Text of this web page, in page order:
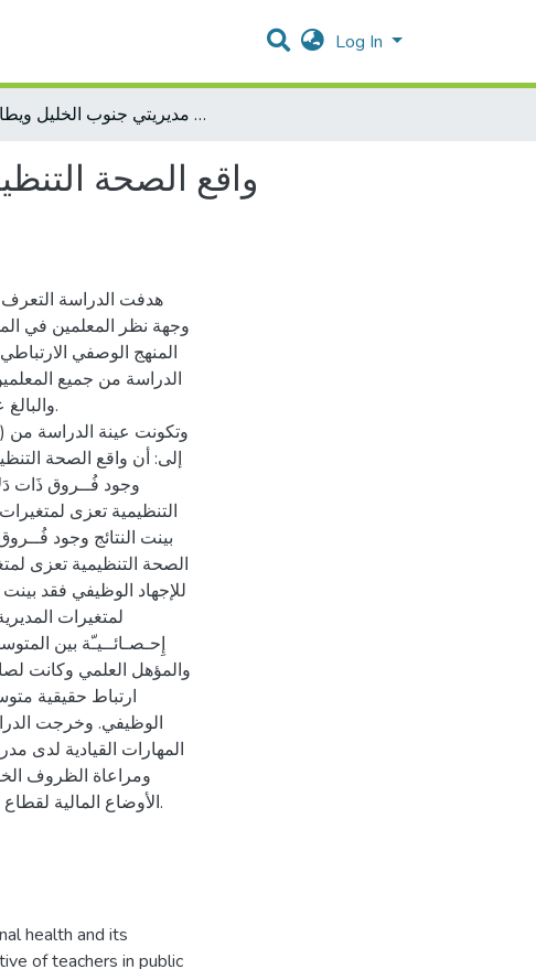
Log In
واقع الصحة التنظيمية وعلاقتها بالإجهاد الوظيفي من وجهة نظر المعلمين في المدارس الحكومية في مديريتي جنوب الخليل ويطا
واقع الصحة
هدفت الدراسة التعرف
وجهة نظر المعلمين في
المنهج الوصفي
الدراسة من جميع
إلى: أن واقع الصحة
وجود فُــروق ذَات
التنظيمية تعزى
بينت النتائج وجود
الصحة التنظيمية تعزى
للإجهاد الوظيفي فقد
لمتغيرات
إِحـصـائــيـّة بين
والمؤهل العلمي وكانت
ارتباط حقيقية
الوظيفي. وخرجت
المهارات القيادية لدى
ومراعاة الظروف
الأوضاع المالية
health and its
of teachers in public